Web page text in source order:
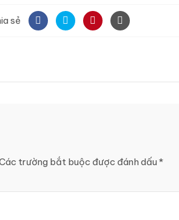
sẻ
trường bắt buộc được đánh dấu *